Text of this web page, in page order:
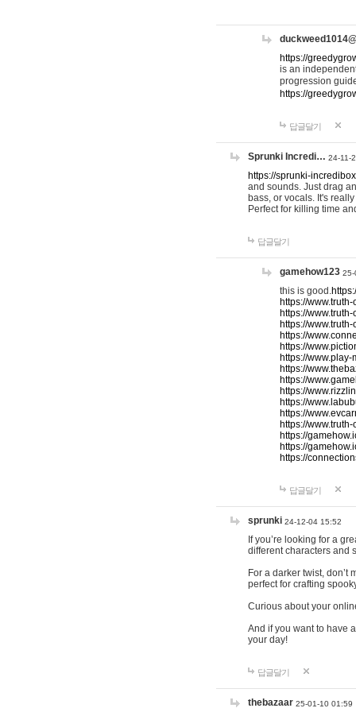
https://
is an
progression
https://
답글달기
Sprunki Incredi… 24-11-
https://sprunki-
and sounds. Just drag
bass, or vocals. It's
Perfect for killing time
답글달기
gamehow123 25-
this is good.
https://
https://
https://
https://
https://
https://
https://
https://
https://
https://
https://
https://
https://
https://
https://
답글달기
sprunki 24-12-04 15:52
If you’re looking for a
different characters and
For a darker twist, don’t
perfect for crafting
Curious about your
And if you want to have
your day!
답글달기
thebazaar 25-01-10 01:59